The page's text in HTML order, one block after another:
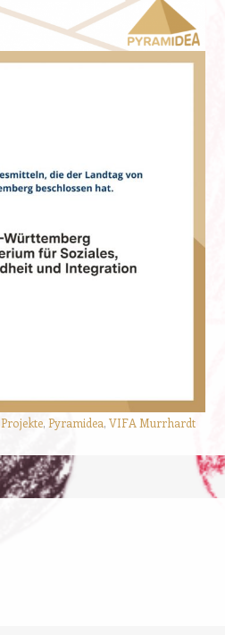
Projekte, Pyramidea, VIFA Murrhardt